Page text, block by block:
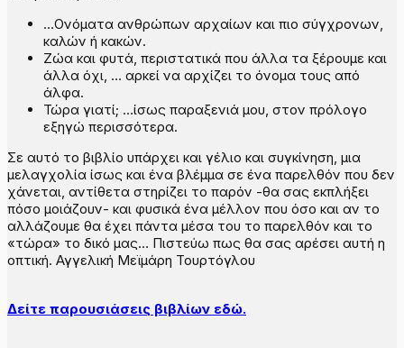
…Ονόματα ανθρώπων αρχαίων και πιο σύγχρονων,
καλών ή κακών.
Ζώα και φυτά, περιστατικά που άλλα τα ξέρουμε και
άλλα όχι, … αρκεί να αρχίζει το όνομα τους από
άλφα.
Τώρα γιατί; …ίσως παραξενιά μου, στον πρόλογο
εξηγώ περισσότερα.
Σε αυτό το βιβλίο υπάρχει και γέλιο και συγκίνηση, μια
μελαγχολία ίσως και ένα βλέμμα σε ένα παρελθόν που δεν
χάνεται, αντίθετα στηρίζει το παρόν -θα σας εκπλήξει
πόσο μοιάζουν- και φυσικά ένα μέλλον που όσο και αν το
αλλάζουμε θα έχει πάντα μέσα του το παρελθόν και το
«τώρα» το δικό μας… Πιστεύω πως θα σας αρέσει αυτή η
οπτική. Αγγελική Μεϊμάρη Τουρτόγλου
Δείτε παρουσιάσεις βιβλίων εδώ.